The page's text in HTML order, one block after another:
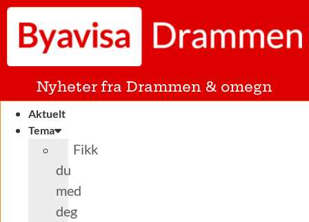
Nyheter fra Drammen & omegn
Aktuelt
Tema
Fikk
du
med
deg